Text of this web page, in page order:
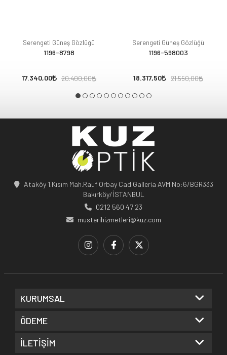
Serengeti Güneş Gözlüğü
1196-8798
17.340,00 20.400,00
Serengeti Güneş Gözlüğü
1196-598003
18.317,50 21.550,00
Ataköy 1.Kısım Mah.Rauf Orbay Cad.Galleria AVM No:6/BGR333
Bakırköy/İSTANBUL
0212 560 47 23
musterihizmetleri@kuz.com
KURUMSAL
ÖDEME
İLETİŞİM